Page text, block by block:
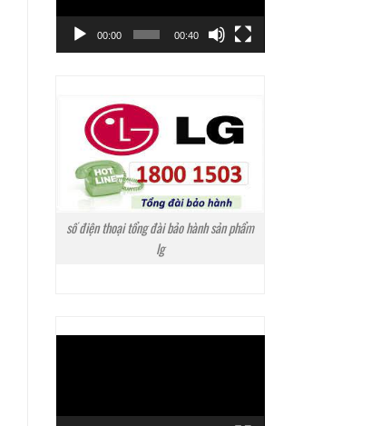
00:00 00:40
số điện thoại tổng đài bảo hành sản phẩm
lg